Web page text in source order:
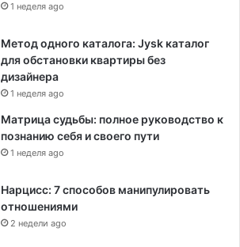
1 неделя ago
Метод одного каталога: Jysk каталог
для обстановки квартиры без
дизайнера
1 неделя ago
Матрица судьбы: полное руководство к
познанию себя и своего пути
1 неделя ago
Нарцисс: 7 способов манипулировать
отношениями
2 недели ago